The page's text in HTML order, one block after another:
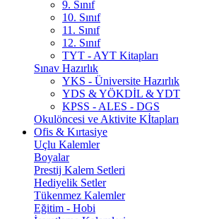
9. Sınıf
10. Sınıf
11. Sınıf
12. Sınıf
TYT - AYT Kitapları
Sınav Hazırlık
YKS - Üniversite Hazırlık
YDS & YÖKDİL & YDT
KPSS - ALES - DGS
Okulöncesi ve Aktivite Kİtapları
Ofis & Kırtasiye
Uçlu Kalemler
Boyalar
Prestij Kalem Setleri
Hediyelik Setler
Tükenmez Kalemler
Eğitim - Hobi